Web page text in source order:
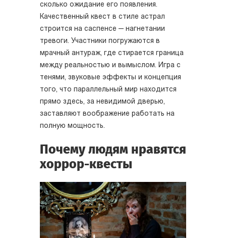
сколько ожидание его появления.
Качественный квест в стиле астрал
строится на саспенсе — нагнетании
тревоги. Участники погружаются в
мрачный антураж, где стирается граница
между реальностью и вымыслом. Игра с
тенями, звуковые эффекты и концепция
того, что параллельный мир находится
прямо здесь, за невидимой дверью,
заставляют воображение работать на
полную мощность.
Почему людям нравятся
хоррор-квесты